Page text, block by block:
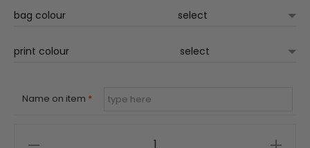
bag colour
print colour
Name on item *